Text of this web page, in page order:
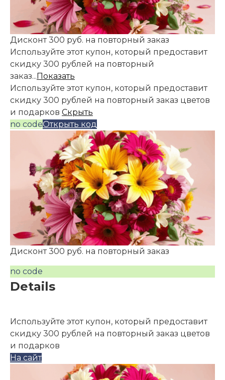
Дисконт 300 руб. на повторный заказ
Используйте этот купон, который предоставит
скидку 300 рублей на повторный
заказ...Показать
Используйте этот купон, который предоставит
скидку 300 рублей на повторный заказ цветов
и подарков Скрыть
no codeОткрыть код
Дисконт 300 руб. на повторный заказ
no code
Details
Используйте этот купон, который предоставит
скидку 300 рублей на повторный заказ цветов
и подарков
На сайт